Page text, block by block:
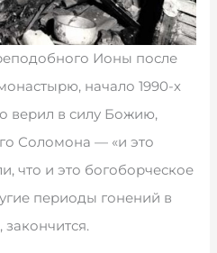
Ионы после
начало 1990-х
верил в силу Божию,
Соломона — «и это
что и это богоборческое
периоды гонений в